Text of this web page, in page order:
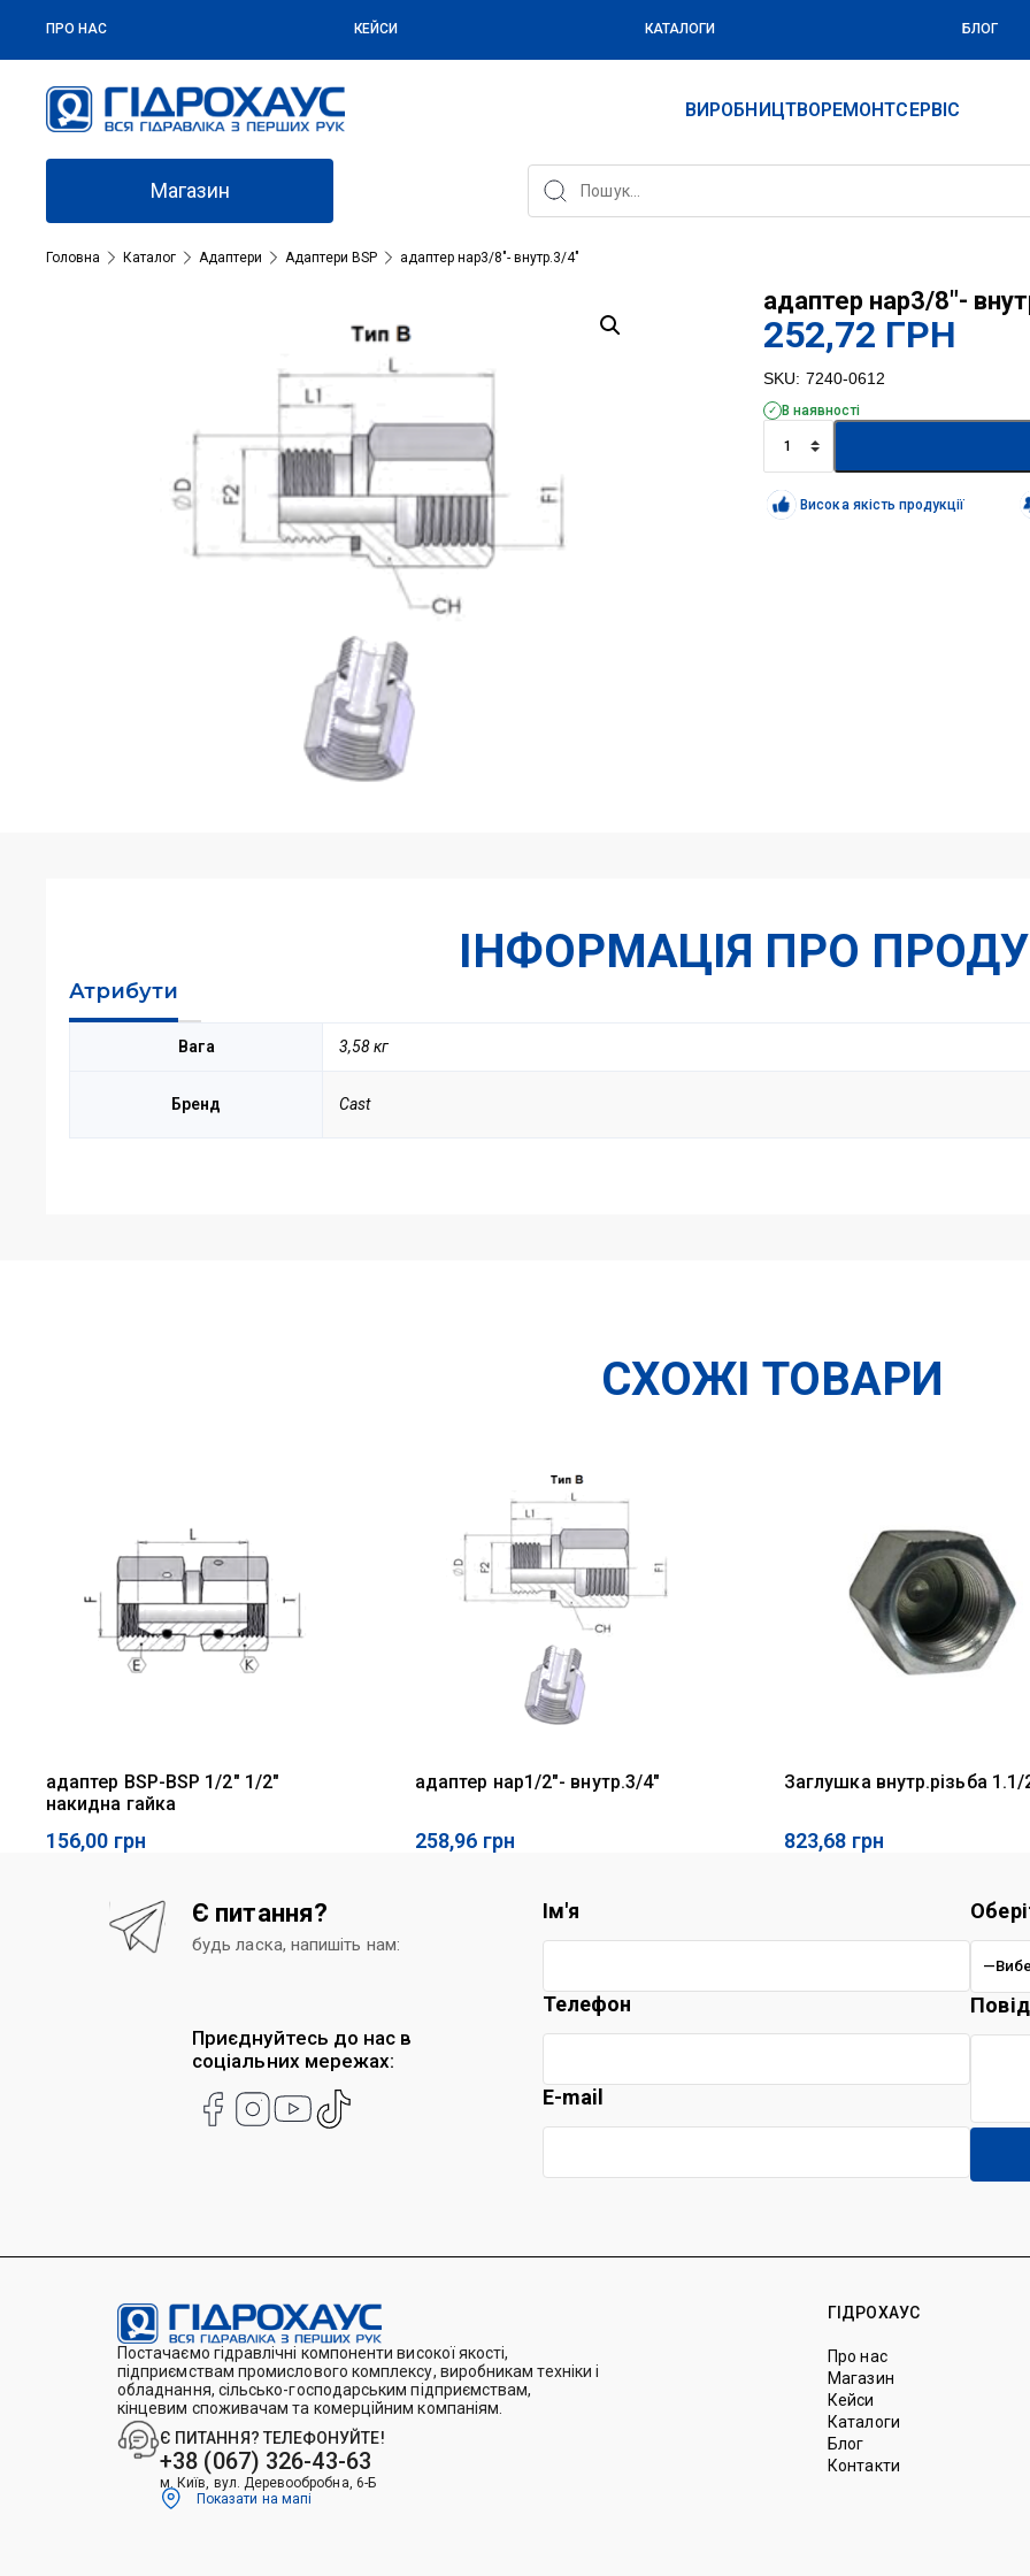
ПРО НАС КЕЙСИ КАТАЛОГИ БЛОГ
ВИРОБНИЦТВОРЕМОНТСЕРВІС
Магазин
Головна Каталог Адаптери Адаптери BSP адаптер нар3/8″- внутр.3/4″
адаптер нар3/8″-
252,72 ГРН
SKU: 7240-0612
В наявності
нар3/8"-
внутр.3/4"
кількістьВисока якість продукції
ІНФОРМАЦІЯ ПРО
Атрибути
Вага 3,58 кг
Бренд Cast
СХОЖІ ТОВАРИ
адаптер BSP-BSP 1/2" 1/2"
накидна гайка
156,00 грн
адаптер нар1/2"- внутр.3/4"
258,96 грн
Заглушка внутр.різьба 1.1/
823,68 грн
Є питання?
будь ласка, напишіть нам:
Приєднуйтесь до нас в
соціальних мережах:
Ім'я
Телефон
E-mail
Постачаємо гідравлічні компоненти високої якості,
підприємствам промислового комплексу, виробникам техніки і
обладнання, сільсько-господарським підприємствам,
кінцевим споживачам та комерційним компаніям.
Є ПИТАННЯ? ТЕЛЕФОНУЙТЕ!
+38 (067) 326-43-63
м. Київ, вул. Деревообробна, 6-Б
Показати на мапі
ГІДРОХАУС
Про нас
Магазин
Кейси
Каталоги
Блог
Контакти